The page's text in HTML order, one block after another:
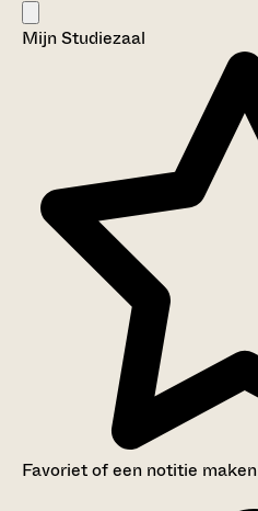
Mijn Studiezaal
Favoriet of een notitie maken